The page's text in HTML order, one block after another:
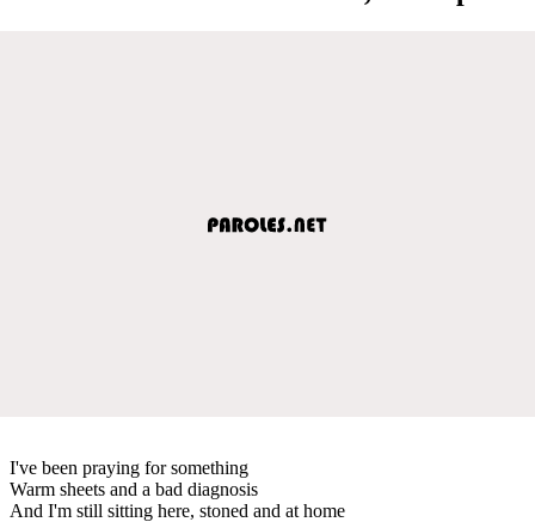
I've been praying for something
Warm sheets and a bad diagnosis
And I'm still sitting here, stoned and at home